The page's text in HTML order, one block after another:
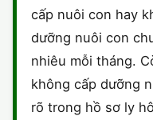
THỪA KẾ - DI CHÚC
THUẾ VÀ KẾ TOÁN
TRÍCH LỤC HỘ TỊCH
CÔNG BỐ SẢN
GIẤY PHÉP LAO
cấp nuôi con hay
dưỡng nuôi con
nhiêu mỗi tháng.
không cấp dưỡng
rõ trong hồ sơ ly